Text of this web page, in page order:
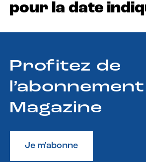
pour la date
Profitez de
Magazine
Je m'abonne